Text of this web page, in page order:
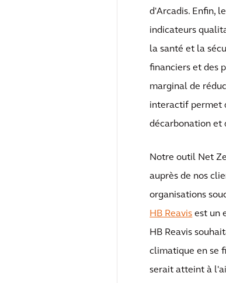
d'Arcadis. Enfin,
indicateurs
la santé et la
financiers et des
marginal de
interactif permet
décarbonation et
Notre outil Net
auprès de nos
organisations
HB Reavis est un
HB Reavis
climatique en se
serait atteint à